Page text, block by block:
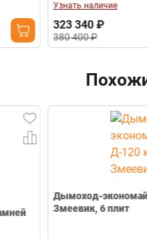
Узнать наличие
323 340 ₽
380 400 ₽
Дымоход-экономайзер Д-
Змеевик, 6 плит